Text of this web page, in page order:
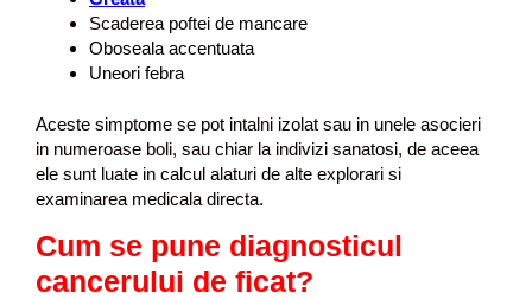
Scaderea poftei de mancare
Oboseala accentuata
Uneori febra
Aceste simptome se pot intalni izolat sau in unele asocieri
in numeroase boli, sau chiar la indivizi sanatosi, de aceea
ele sunt luate in calcul alaturi de alte explorari si
examinarea medicala directa.
Cum se pune diagnosticul
cancerului de ficat?